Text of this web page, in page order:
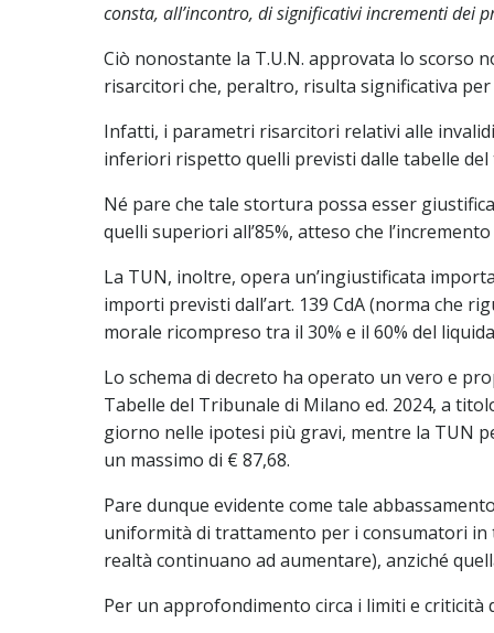
consta, all’incontro, di significativi incrementi dei
Ciò nonostante la T.U.N. approvata lo scorso
risarcitori che, peraltro, risulta significativa
Infatti, i parametri risarcitori relativi alle
inferiori rispetto quelli previsti dalle tabelle del
Né pare che tale stortura possa esser
quelli superiori all’85%, atteso che
La TUN, inoltre, opera un’ingiustificata
importi previsti dall’art. 139 CdA (norma che
morale ricompreso tra il 30% e il 60% del
Lo schema di decreto ha operato un vero e
Tabelle del Tribunale di Milano ed. 2024, a
giorno nelle ipotesi più gravi, mentre la TUN
un massimo di € 87,68.
Pare dunque evidente come tale
uniformità di trattamento per i consumatori in
realtà continuano ad aumentare), anziché
Per un approfondimento circa i limiti e criticità